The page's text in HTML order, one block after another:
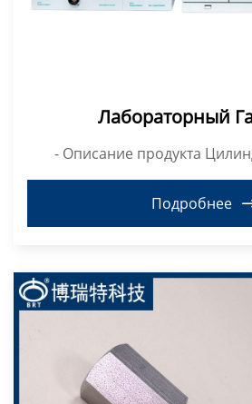
Лабораторный
Проб Контейнер Для
Среды Игла Для
- Описание
Подробнее